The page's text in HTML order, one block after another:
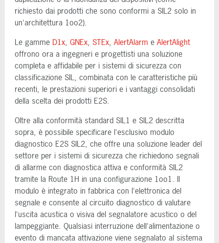
richiesto dai prodotti che sono conformi a SIL2 solo in
un'architettura 1oo2).
Le gamme D1x, GNEx, STEx, AlertAlarm e AlertAlight
offrono ora a ingegneri e progettisti una soluzione
completa e affidabile per i sistemi di sicurezza con
classificazione SIL, combinata con le caratteristiche più
recenti, le prestazioni superiori e i vantaggi consolidati
della scelta dei prodotti E2S.
Oltre alla conformità standard SIL1 e SIL2 descritta
sopra, è possibile specificare l'esclusivo modulo
diagnostico E2S SIL2, che offre una soluzione leader del
settore per i sistemi di sicurezza che richiedono segnali
di allarme con diagnostica attiva e conformità SIL2
tramite la Route 1H in una configurazione 1oo1. Il
modulo è integrato in fabbrica con l'elettronica del
segnale e consente al circuito diagnostico di valutare
l'uscita acustica o visiva del segnalatore acustico o del
lampeggiante. Qualsiasi interruzione dell'alimentazione o
evento di mancata attivazione viene segnalato al sistema